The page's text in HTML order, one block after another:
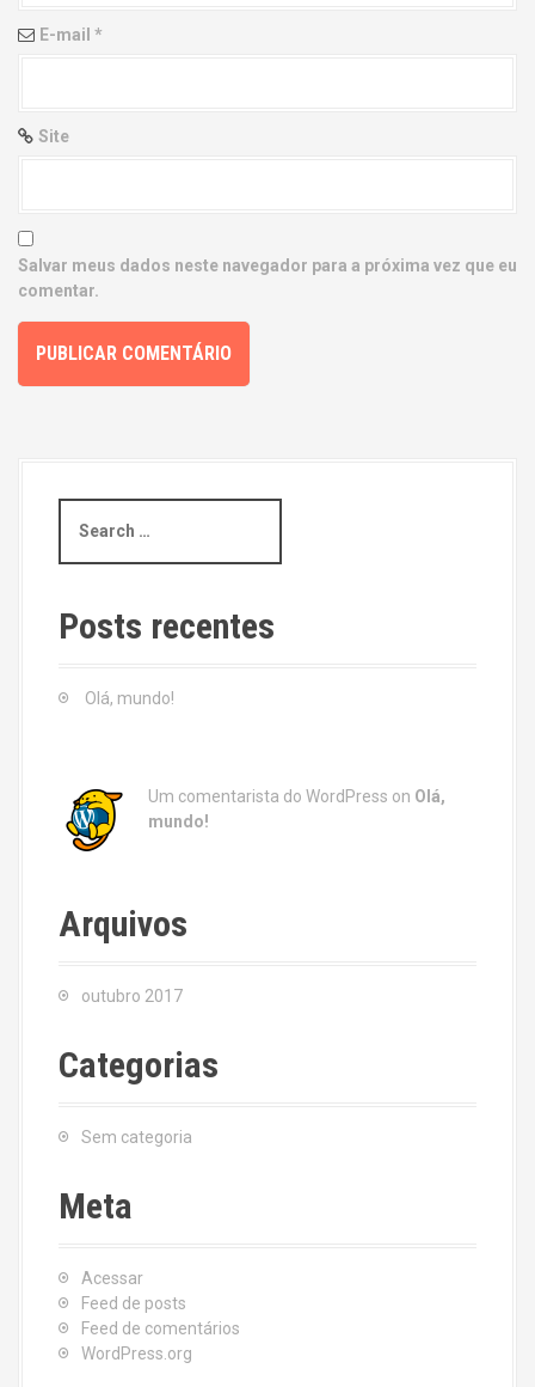
n E-mail *
Site
Salvar meus dados neste navegador para a próxima vez que eu
comentar.
a
c
h
Posts recentes
Olá, mundo!
Um comentarista do WordPress on Olá,
mundo!
Arquivos
outubro 2017
Categorias
Sem categoria
Meta
Acessar
Feed de posts
Feed de comentários
WordPress.org